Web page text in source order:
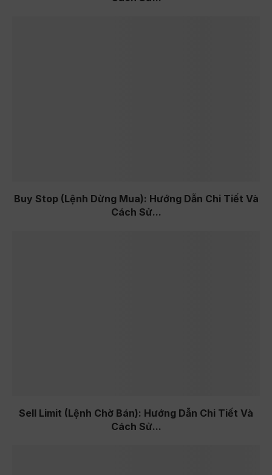
Buy Stop (Lệnh Dừng Mua): Hướng Dẫn Chi Tiết Và
Cách Sử...
Sell Limit (Lệnh Chờ Bán): Hướng Dẫn Chi Tiết Và
Cách Sử...